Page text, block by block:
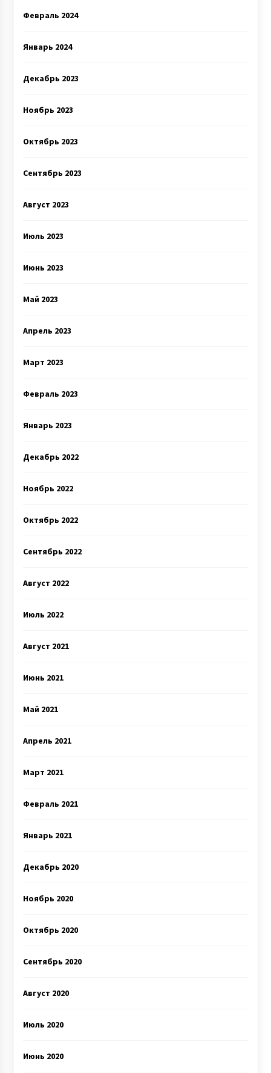
Февраль 2024
Январь 2024
Декабрь 2023
Ноябрь 2023
Октябрь 2023
Сентябрь 2023
Август 2023
Июль 2023
Июнь 2023
Май 2023
Апрель 2023
Март 2023
Февраль 2023
Январь 2023
Декабрь 2022
Ноябрь 2022
Октябрь 2022
Сентябрь 2022
Август 2022
Июль 2022
Август 2021
Июнь 2021
Май 2021
Апрель 2021
Март 2021
Февраль 2021
Январь 2021
Декабрь 2020
Ноябрь 2020
Октябрь 2020
Сентябрь 2020
Август 2020
Июль 2020
Июнь 2020